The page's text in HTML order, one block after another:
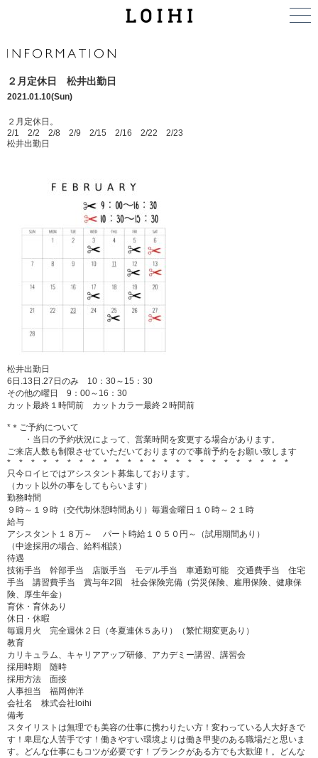
２月定休日 松井出勤日
2021.01.10(Sun)
２月定休日。
2/1 2/2 2/8 2/9 2/15 2/16 2/22 2/23
松井出勤日
松井出勤日
6日.13日.27日のみ 10：30～15：30
その他の曜日 9：00～16：30
カット最終１時間前 カットカラー最終２時間前
*＊ご予約について
・当日の予約状況によって、営業時間を変更する場合があります。
ご来店人数も制限させていただいておりますので事前予約をお願い致します
* * * * * * * * * * * * * * * * * * * * * * * *
只今ロイヒではアシスタント募集しております。
（カット以外の事をしてもらいます）
勤務時間
９時～１９時（交代制休憩時間あり）毎週金曜日１０時～２１時
給与
アシスタント１８万～ パート時給１０５０円～（試用期間あり）
（中途採用の場合、給料相談）
待遇
技術手当 幹部手当 店販手当 モデル手当 車通勤可能 交通費手当 住宅
手当 講習費手当 賞与年2回 社会保険完備（労災保険、雇用保険、健康保
険、厚生年金）
育休・育休あり
休日・休暇
毎週月火 完全週休２日（冬夏連休５あり）（繁忙期変更あり）
教育
カリキュラム、キャリアアップ研修、アカデミー講習、講習会
採用時期 随時
採用方法 面接
人事担当 福岡伸洋
会社名 株式会社loihi
備考
スタイリストは無理でも美容の仕事に携わりたい方！変わっている人大好きで
す！卑屈な人苦手です！働きやすい環境よりは働き甲斐のある職場だと思いま
す。どんな仕事にもコツが必要です！ブランクがある方でも大歓迎！。どんな